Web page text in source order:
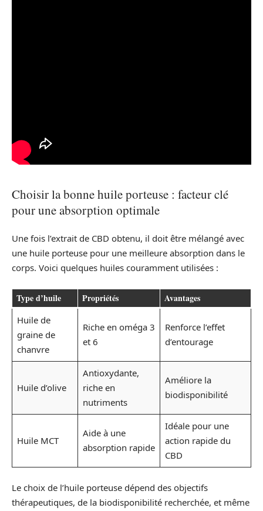
Choisir la bonne huile porteuse : facteur clé
pour une absorption optimale
Une fois l’extrait de CBD obtenu, il doit être mélangé avec
une huile porteuse pour une meilleure absorption dans le
corps. Voici quelques huiles couramment utilisées :
Type d’huile Propriétés Avantages
Huile de
graine de
chanvre
Riche en oméga 3
et 6
Renforce l’effet
d’entourage
Huile d’olive
Antioxydante,
riche en
nutriments
Améliore la
biodisponibilité
Huile MCT
Aide à une
absorption rapide
Idéale pour une
action rapide du
CBD
Le choix de l’huile porteuse dépend des objectifs
thérapeutiques, de la biodisponibilité recherchée, et même